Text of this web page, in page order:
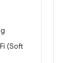
(Soft